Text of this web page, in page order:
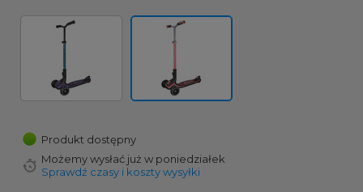
Produkt dostępny
Możemy wysłać już w poniedziałek
Sprawdź czasy i koszty wysyłki